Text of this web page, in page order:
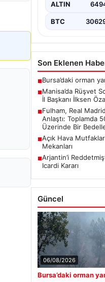
gözaltına…
ALTIN
BTC
Son Eklenen
■Bursa’daki orman
■Manisa’da Rüşvet
İl Başkanı İlksen
■Fulham, Real
Anlaştı: Toplamda
Üzerinde Bir
■Açık Hava
Mekanları
■Arjantin’i
Icardi Kararı
Güncel
06/08/2026
Bursa’daki orman